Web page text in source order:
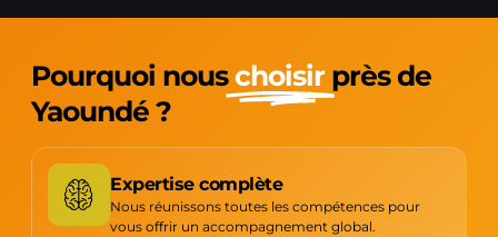
Pourquoi nouschoisir près de
Yaoundé ?
Expertise complète
Nous réunissons toutes les compétences pour
vous offrir un accompagnement global.